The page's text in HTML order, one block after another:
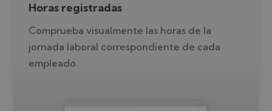
Horas registradas
Comprueba visualmente las horas de la
jornada laboral correspondiente de cada
empleado.